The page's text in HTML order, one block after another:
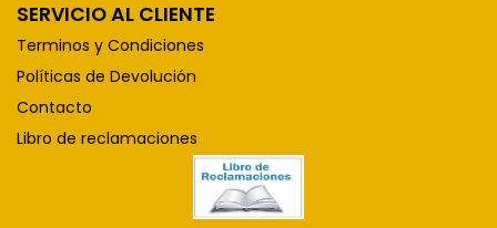
SERVICIO AL CLIENTE
Terminos y Condiciones
Políticas de Devolución
Contacto
Libro de reclamaciones